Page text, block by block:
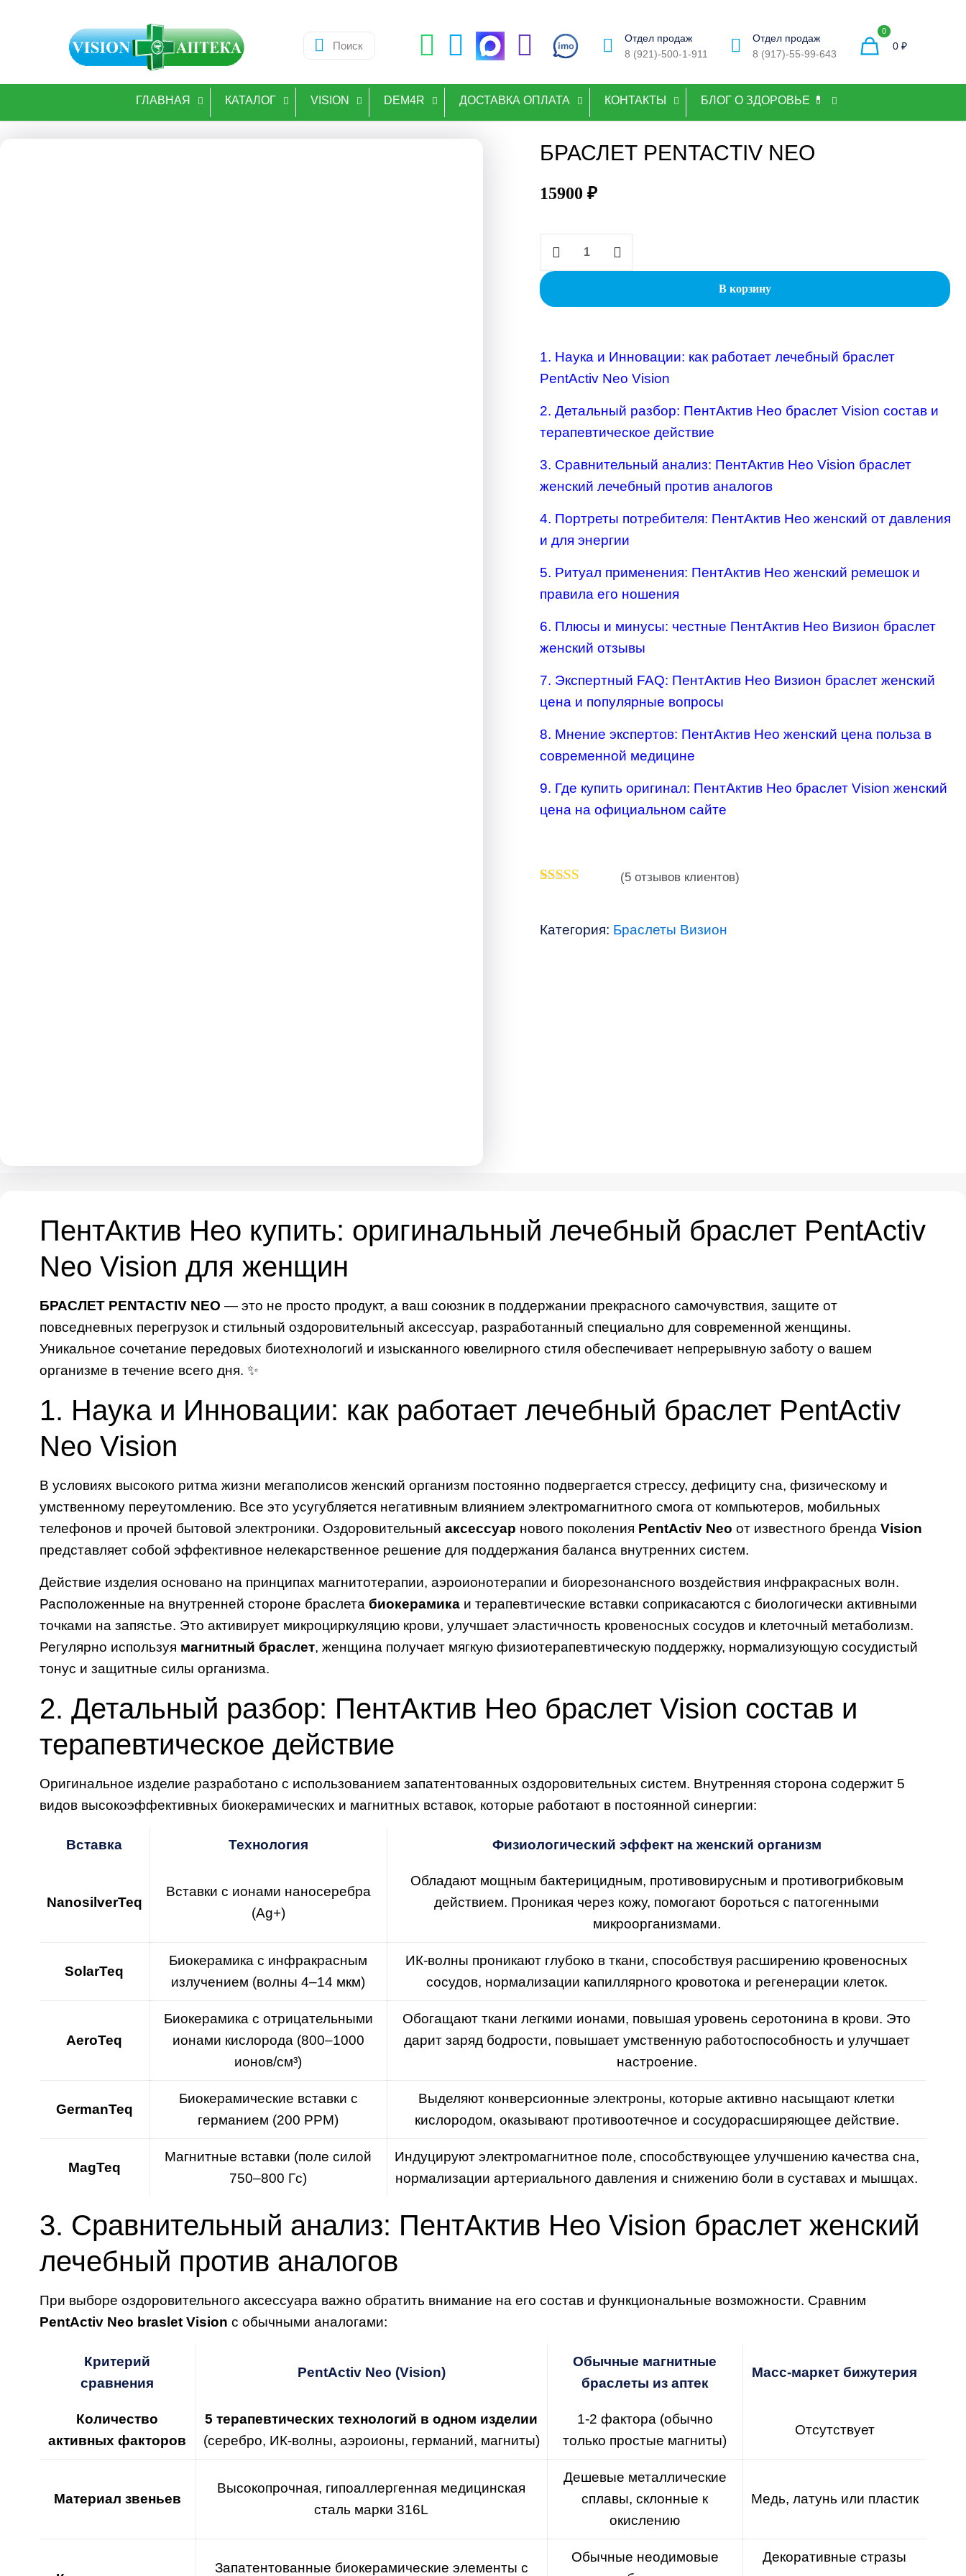
Отдел продаж
8 (921)-500-1-911
Отдел продаж
8 (917)-55-99-643
0
0 ₽
ГЛАВНАЯ КАТАЛОГ VISION DEM4R ДОСТАВКА ОПЛАТА КОНТАКТЫ БЛОГ О ЗДОРОВЬЕ 💊
БРАСЛЕТ PENTACTIV NEO
15900₽
БРАСЛЕТ
PENTACTIV
В корзину
1. Наука и Инновации: как работает лечебный браслет
PentActiv Neo Vision
2. Детальный разбор: ПентАктив Нео браслет Vision состав и
терапевтическое действие
3. Сравнительный анализ: ПентАктив Нео Vision браслет
женский лечебный против аналогов
4. Портреты потребителя: ПентАктив Нео женский от давления
и для энергии
5. Ритуал применения: ПентАктив Нео женский ремешок и
правила его ношения
6. Плюсы и минусы: честные ПентАктив Нео Визион браслет
женский отзывы
7. Экспертный FAQ: ПентАктив Нео Визион браслет женский
цена и популярные вопросы
8. Мнение экспертов: ПентАктив Нео женский цена польза в
современной медицине
9. Где купить оригинал: ПентАктив Нео браслет Vision женский
цена на официальном сайте
основе
опроса
(5отзывов клиентов)
Категория: Браслеты Визион
ПентАктив Нео купить: оригинальный лечебный браслет PentActiv
Neo Vision для женщин
БРАСЛЕТ PENTACTIV NEO — это не просто продукт, а ваш союзник в поддержании прекрасного самочувствия, защите от
повседневных перегрузок и стильный оздоровительный аксессуар, разработанный специально для современной женщины.
Уникальное сочетание передовых биотехнологий и изысканного ювелирного стиля обеспечивает непрерывную заботу о вашем
организме в течение всего дня. ✨
1. Наука и Инновации: как работает лечебный браслет PentActiv
Neo Vision
В условиях высокого ритма жизни мегаполисов женский организм постоянно подвергается стрессу, дефициту сна, физическому и
умственному переутомлению. Все это усугубляется негативным влиянием электромагнитного смога от компьютеров, мобильных
телефонов и прочей бытовой электроники. Оздоровительный аксессуар нового поколения PentActiv Neo от известного бренда Vision
представляет собой эффективное нелекарственное решение для поддержания баланса внутренних систем.
Действие изделия основано на принципах магнитотерапии, аэроионотерапии и биорезонансного воздействия инфракрасных волн.
Расположенные на внутренней стороне браслета биокерамикаи терапевтические вставки соприкасаются с биологически активными
точками на запястье. Это активирует микроциркуляцию крови, улучшает эластичность кровеносных сосудов и клеточный метаболизм.
Регулярно используя магнитный браслет, женщина получает мягкую физиотерапевтическую поддержку, нормализующую сосудистый
тонус и защитные силы организма.
2. Детальный разбор: ПентАктив Нео браслет Vision состав и
терапевтическое действие
Оригинальное изделие разработано с использованием запатентованных оздоровительных систем. Внутренняя сторона содержит 5
видов высокоэффективных биокерамических и магнитных вставок, которые работают в постоянной синергии:
Вставка Технология Физиологический эффект на женский организм
NanosilverTeq
Вставки с ионами наносеребра
(Ag+)
Обладают мощным бактерицидным, противовирусным и противогрибковым
действием. Проникая через кожу, помогают бороться с патогенными
микроорганизмами.
SolarTeq
Биокерамика с инфракрасным
излучением (волны 4–14 мкм)
ИК-волны проникают глубоко в ткани, способствуя расширению кровеносных
сосудов, нормализации капиллярного кровотока и регенерации клеток.
AeroTeq
Биокерамика с отрицательными
ионами кислорода (800–1000
ионов/см³)
Обогащают ткани легкими ионами, повышая уровень серотонина в крови. Это
дарит заряд бодрости, повышает умственную работоспособность и улучшает
настроение.
GermanTeq
Биокерамические вставки с
германием (200 PPM)
Выделяют конверсионные электроны, которые активно насыщают клетки
кислородом, оказывают противоотечное и сосудорасширяющее действие.
MagTeq
Магнитные вставки (поле силой
750–800 Гс)
Индуцируют электромагнитное поле, способствующее улучшению качества сна,
нормализации артериального давления и снижению боли в суставах и мышцах.
3. Сравнительный анализ: ПентАктив Нео Vision браслет женский
лечебный против аналогов
При выборе оздоровительного аксессуара важно обратить внимание на его состав и функциональные возможности. Сравним
PentActiv Neo braslet Vision с обычными аналогами:
Критерий
сравнения
PentActiv Neo (Vision)
Обычные магнитные
браслеты из аптек
Масс-маркет бижутерия
Количество
активных факторов
5 терапевтических технологий в одном изделии
(серебро, ИК-волны, аэроионы, германий, магниты)
1-2 фактора (обычно
только простые магниты)
Отсутствует
Материал звеньев
Высокопрочная, гипоаллергенная медицинская
сталь марки 316L
Дешевые металлические
сплавы, склонные к
окислению
Медь, латунь или пластик
Запатентованные биокерамические элементы с
Обычные неодимовые
Декоративные стразы